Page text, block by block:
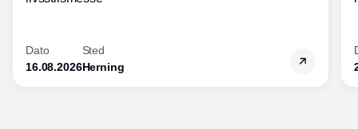
Dato
16.08.2026
Sted
Herning